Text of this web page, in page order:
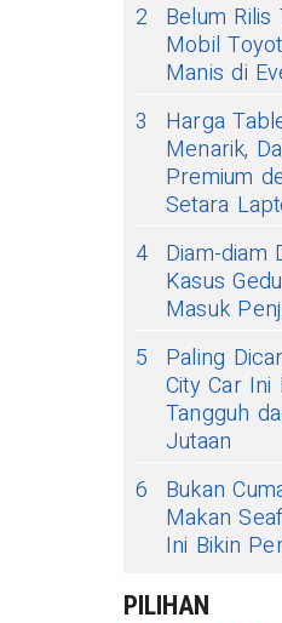
2
Belum
Mobil
Manis di
3
Harga
Menarik,
Premium
Setara
4 Diam-diam
Kasus
Masuk
5
Paling
City Car Ini
Tangguh
Jutaan
6
Bukan
Makan
Ini Bikin
PILIHAN